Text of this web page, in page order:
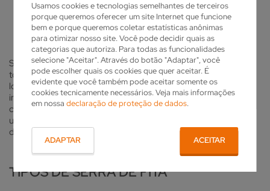
Usamos cookies e tecnologias semelhantes de terceiros
porque queremos oferecer um site Internet que funcione
bem e porque queremos coletar estatísticas anônimas
para otimizar nosso site. Você pode decidir quais as
categorias que autoriza. Para todas as funcionalidades
selecione "Aceitar". Através do botão "Adaptar", você
pode escolher quais os cookies que quer aceitar. É
evidente que você também pode aceitar somente os
cookies tecnicamente necessários. Veja mais informações
em nossadeclaração de proteção de dados.
ADAPTAR ACEITAR
KNOW-HOW SOBRE SERRAS DE FITA
Somente uma afiação profissional e uma conservação perfeita
tornam as serras de fita uma ferramenta produtiva e efetiva a
longo prazo. O cuidado e o tratamento da sua serra de fita
influencia a sua qualidade do corte. Para obter a qualidade do
corte ideal, é importante saber como manusear corretamente
uma serra de fita. Veja aqui o que tomar em consideração nos
diferentes tipos de usinagem de uma serra de fita.
TIPOS DE SERRA DE FITA